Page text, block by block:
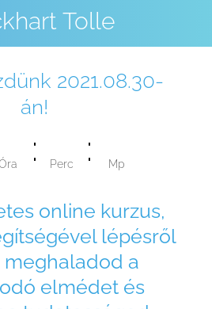
Tolle
2021.08.30-
án!
: Perc : Mp
online kurzus,
lépésről
meghaladod a
elmédet és